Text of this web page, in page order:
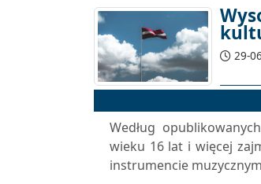
29-
Według
wieku 16 lat i więcej
instrumencie